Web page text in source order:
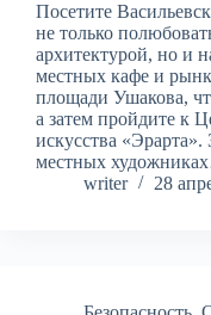
Посетите
не только
архитектурой, но и
местных кафе и
площади Ушакова,
а затем пройдите к
искусства
местных
writer
28